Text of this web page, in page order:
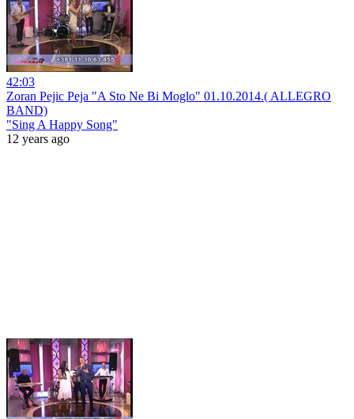
42:03
Zoran Pejic Peja "A Sto Ne Bi Moglo" 01.10.2014.( ALLEGRO
BAND)
"Sing A Happy Song"
12 years ago